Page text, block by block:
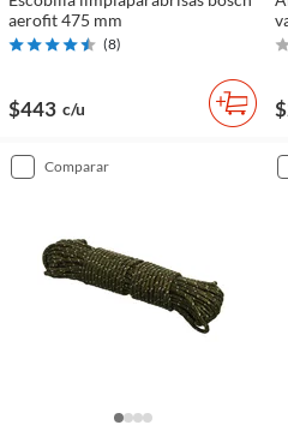
aerofit 475 mm
(8)
$443 c/u
comparar